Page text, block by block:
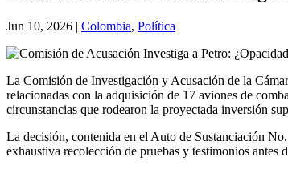
Jun 10, 2026 | Colombia, Política
La Comisión de Investigación y Acusación de la
relacionadas con la adquisición de 17 aviones de
circunstancias que rodearon la proyectada inversión
La decisión, contenida en el Auto de Sustanciación
exhaustiva recolección de pruebas y testimonios